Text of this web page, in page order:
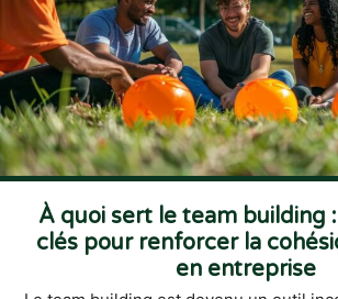
À quoi sert le team building
clés pour renforcer la
en entreprise